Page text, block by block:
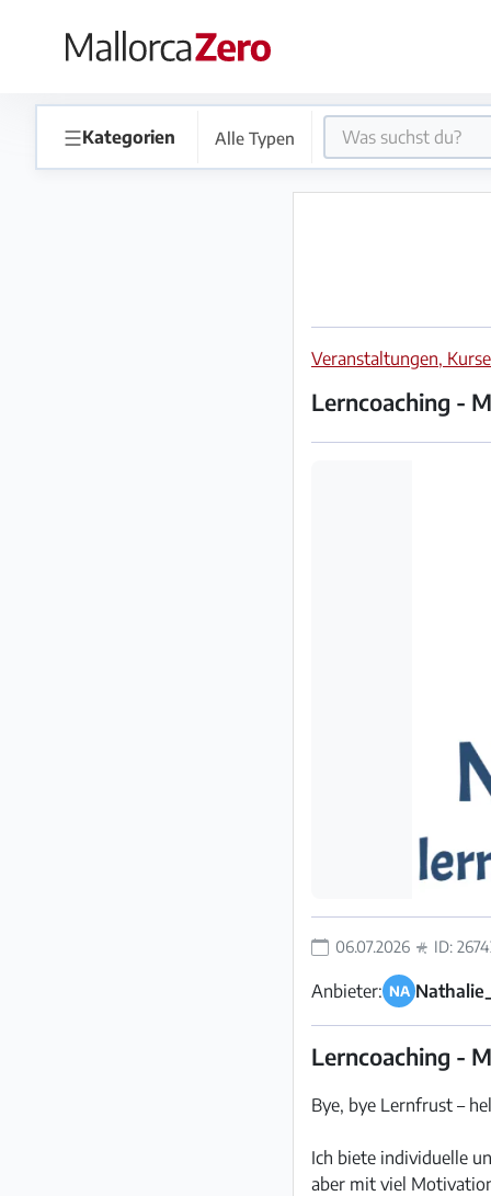
×
Anzeige
☰Kategorien Alle Typen
Veranstaltungen,
Lerncoaching -
06.07.2026 ID:
Anbieter: NA
Lerncoaching -
Bye, bye Lernfrust –
Ich biete individuelle
aber mit viel